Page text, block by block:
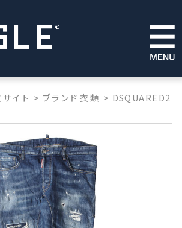
イト > ブランド衣類 > DSQUARED2